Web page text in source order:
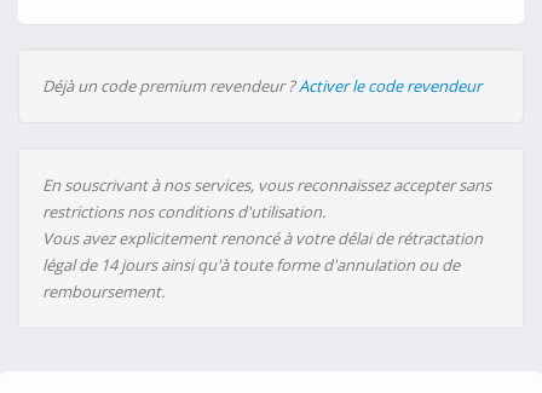
Déjà un code premium revendeur ?Activer le code revendeur
En souscrivant à nos services, vous reconnaissez accepter sans
restrictions nos conditions d'utilisation.
Vous avez explicitement renoncé à votre délai de rétractation
légal de 14 jours ainsi qu'à toute forme d'annulation ou de
remboursement.